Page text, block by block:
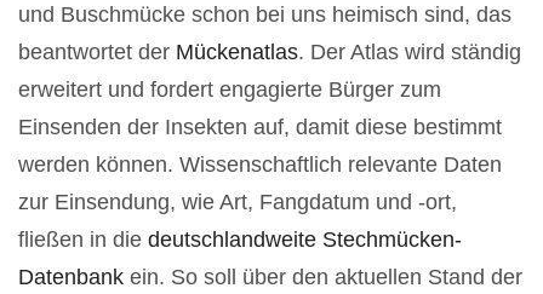
und Buschmücke schon bei uns heimisch sind, das
beantwortet der Mückenatlas. Der Atlas wird ständig
erweitert und fordert engagierte Bürger zum
Einsenden der Insekten auf, damit diese bestimmt
werden können. Wissenschaftlich relevante Daten
zur Einsendung, wie Art, Fangdatum und -ort,
fließen in die deutschlandweite Stechmücken-
Datenbank ein. So soll über den aktuellen Stand der